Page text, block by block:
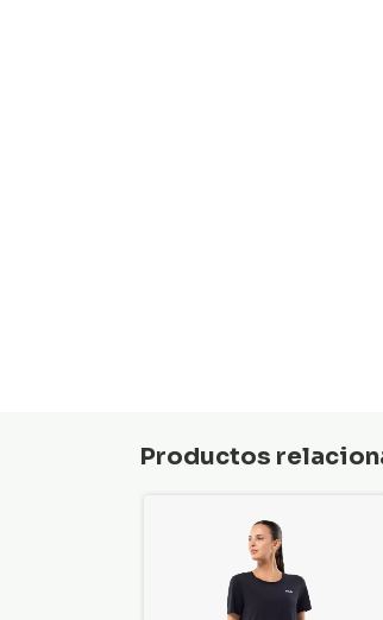
Productos